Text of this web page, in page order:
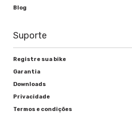
Blog
Suporte
Registre sua bike
Garantia
Downloads
Privacidade
Termos e condições